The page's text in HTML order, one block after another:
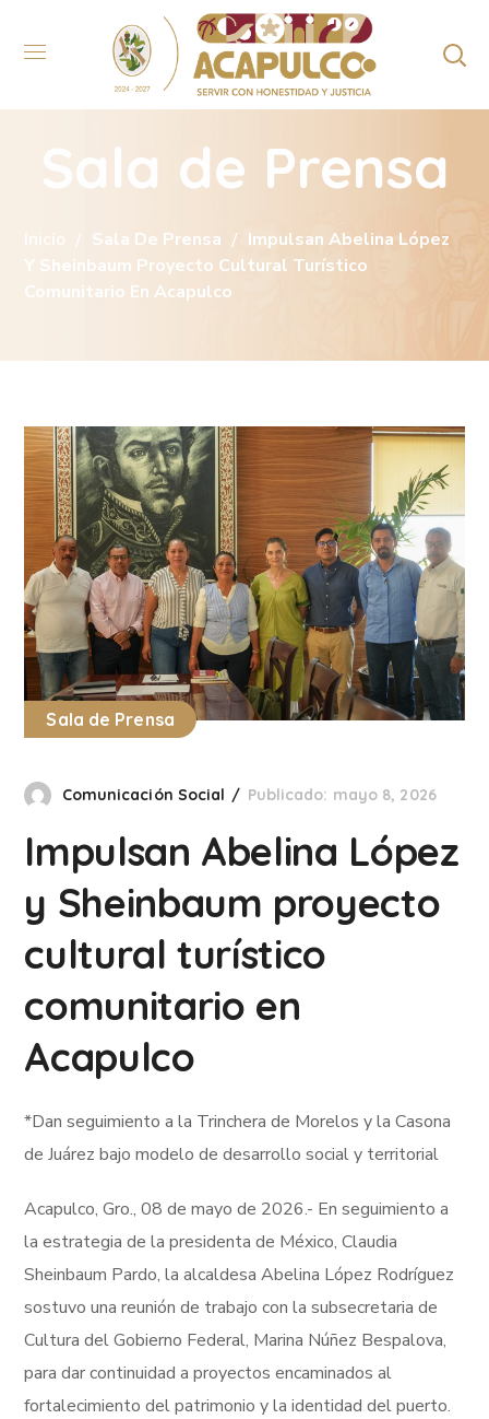
Sala de Prensa
Inicio Sala De Prensa
Impulsan Abelina López
Y Sheinbaum Proyecto Cultural Turístico
Comunitario En Acapulco
Sala de Prensa
Comunicación Social Publicado: mayo 8, 2026
Impulsan Abelina López
y Sheinbaum proyecto
cultural turístico
comunitario en
Acapulco
*Dan seguimiento a la Trinchera de Morelos y la Casona
de Juárez bajo modelo de desarrollo social y territorial
Acapulco, Gro., 08 de mayo de 2026.- En seguimiento a
la estrategia de la presidenta de México, Claudia
Sheinbaum Pardo, la alcaldesa Abelina López Rodríguez
sostuvo una reunión de trabajo con la subsecretaria de
Cultura del Gobierno Federal, Marina Núñez Bespalova,
para dar continuidad a proyectos encaminados al
fortalecimiento del patrimonio y la identidad del puerto.